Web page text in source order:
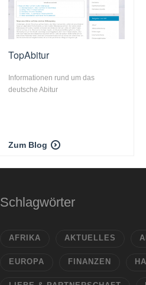
TopAbitur
Informationen rund um das
deutsche Abitur
Zum Blog
Schlagwörter
AFRIKA AKTUELLES
EUROPA FINANZEN